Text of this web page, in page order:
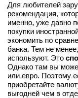
Для любителей
рекомендация,
именно, уже давно
покупки
экономить по
банка. Тем не
используют. Это
Однако там вы
или евро. Поэтому
приобретайте
выгодней чем в